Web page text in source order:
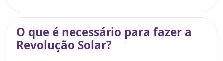
O que é necessário para fazer a
Revolução Solar?